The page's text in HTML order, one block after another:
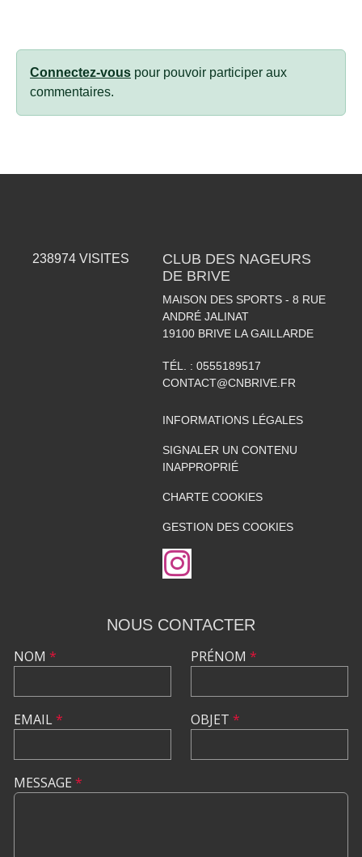
Connectez-vous pour pouvoir participer aux
commentaires.
238974 VISITES
CLUB DES NAGEURS
DE BRIVE
MAISON DES SPORTS - 8 RUE
ANDRÉ JALINAT
19100 BRIVE LA GAILLARDE
TÉL. : 0555189517
CONTACT@CNBRIVE.FR
INFORMATIONS LÉGALES
SIGNALER UN CONTENU
INAPPROPRIÉ
CHARTE COOKIES
GESTION DES COOKIES
NOUS CONTACTER
NOM *
EMAIL*
PRÉNOM *
OBJET *
MESSAGE *